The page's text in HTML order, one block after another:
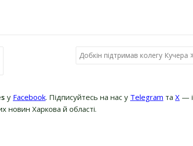
Добкін підтримав колегу Кучера
у Facebook. Підписуйтесь на нас у Telegram та Х — і
новин Харкова й області.